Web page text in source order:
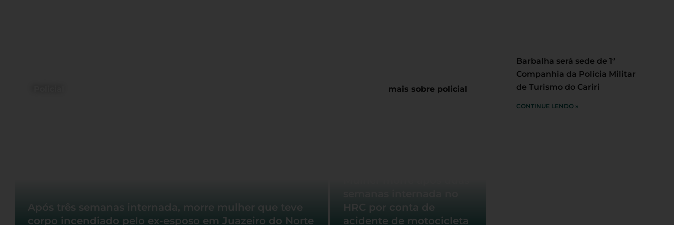
mais sobre policial
Após três semanas internada, morre mulher que teve
corpo incendiado pelo ex-esposo em Juazeiro do Norte
HRC por conta de
acidente de motocicleta
Barbalha será sede de 1ª
Companhia da Polícia Militar
de Turismo do Cariri
CONTINUE LENDO »